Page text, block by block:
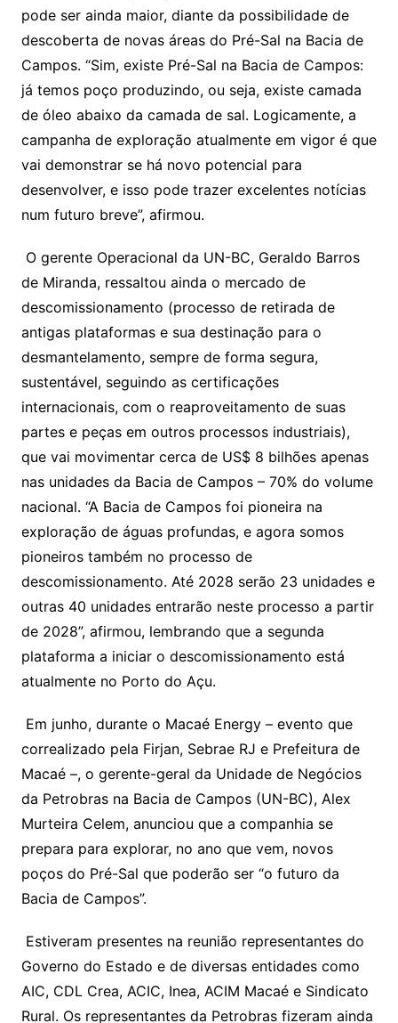
pode ser ainda maior, diante da possibilidade de
descoberta de novas áreas do Pré-Sal na Bacia de
Campos. “Sim, existe Pré-Sal na Bacia de Campos:
já temos poço produzindo, ou seja, existe camada
de óleo abaixo da camada de sal. Logicamente, a
campanha de exploração atualmente em vigor é que
vai demonstrar se há novo potencial para
desenvolver, e isso pode trazer excelentes notícias
num futuro breve”, afirmou.
O gerente Operacional da UN-BC, Geraldo Barros
de Miranda, ressaltou ainda o mercado de
descomissionamento (processo de retirada de
antigas plataformas e sua destinação para o
desmantelamento, sempre de forma segura,
sustentável, seguindo as certificações
internacionais, com o reaproveitamento de suas
partes e peças em outros processos industriais),
que vai movimentar cerca de US$ 8 bilhões apenas
nas unidades da Bacia de Campos – 70% do volume
nacional. “A Bacia de Campos foi pioneira na
exploração de águas profundas, e agora somos
pioneiros também no processo de
descomissionamento. Até 2028 serão 23 unidades e
outras 40 unidades entrarão neste processo a partir
de 2028”, afirmou, lembrando que a segunda
plataforma a iniciar o descomissionamento está
atualmente no Porto do Açu.
Em junho, durante o Macaé Energy – evento que
correalizado pela Firjan, Sebrae RJ e Prefeitura de
Macaé –, o gerente-geral da Unidade de Negócios
da Petrobras na Bacia de Campos (UN-BC), Alex
Murteira Celem, anunciou que a companhia se
prepara para explorar, no ano que vem, novos
poços do Pré-Sal que poderão ser “o futuro da
Bacia de Campos”.
Estiveram presentes na reunião representantes do
Governo do Estado e de diversas entidades como
AIC, CDL Crea, ACIC, Inea, ACIM Macaé e Sindicato
Rural. Os representantes da Petrobras fizeram ainda